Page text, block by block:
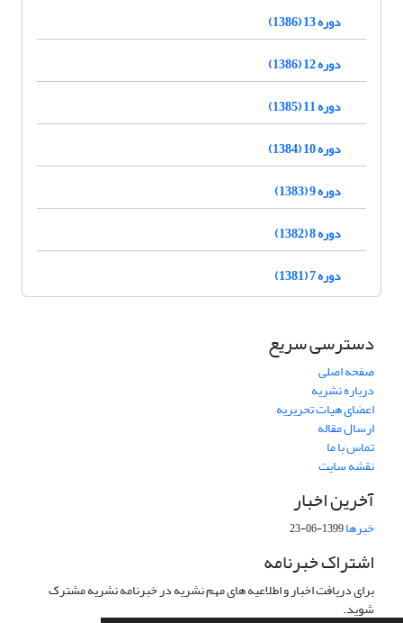
دوره 13 (1386)
دوره 12 (1386)
دوره 11 (1385)
دوره 10 (1384)
دوره 9 (1383)
دوره 8 (1382)
دوره 7 (1381)
دسترسی سریع
صفحه اصلی
درباره نشریه
اعضای هیات تحریریه
ارسال مقاله
تماس با ما
نقشه سایت
آخرین اخبار
خبرها1399-06-23
اشتراک خبرنامه
برای دریافت اخبار و اطلاعیه های مهم نشریه در خبرنامه نشریه مشترک
شوید.